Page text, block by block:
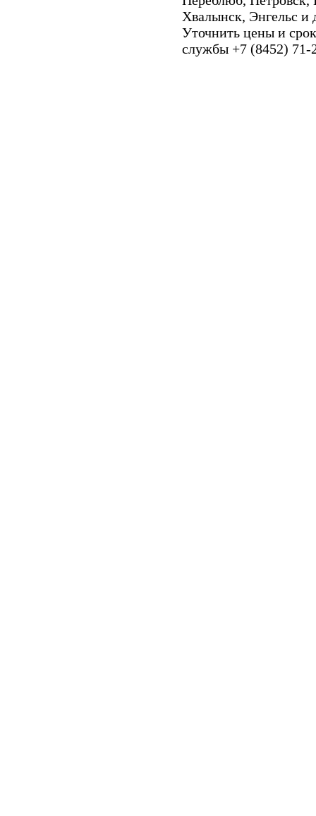
Хвалынск, Энгельс и
Уточнить цены и
службы +7 (8452) 71-